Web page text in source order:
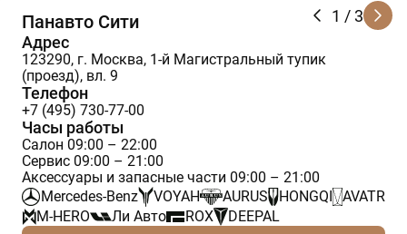
1 / 3
Панавто Сити
Адрес
123290, г. Москва, 1-й Магистральный тупик
(проезд), вл. 9
Телефон
+7 (495) 730-77-00
Часы работы
Салон 09:00 – 22:00
Сервис 09:00 – 21:00
Аксессуары и запасные части 09:00 – 21:00
Mercedes-Benz
VOYAH AURUS HONGQI
AVATR
M-HERO
Ли Авто ROX
DEEPAL